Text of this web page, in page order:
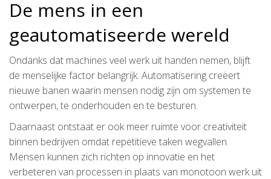
De mens in een
geautomatiseerde wereld
Ondanks dat machines veel werk uit handen nemen, blijft
de menselijke factor belangrijk. Automatisering creëert
nieuwe banen waarin mensen nodig zijn om systemen te
ontwerpen, te onderhouden en te besturen.
Daarnaast ontstaat er ook meer ruimte voor creativiteit
binnen bedrijven omdat repetitieve taken wegvallen.
Mensen kunnen zich richten op innovatie en het
verbeteren van processen in plaats van monotoon werk uit